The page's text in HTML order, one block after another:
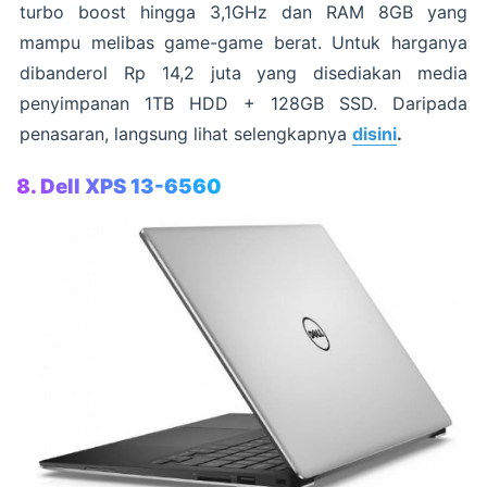
turbo boost hingga 3,1GHz dan RAM 8GB yang
mampu melibas game-game berat. Untuk harganya
dibanderol Rp 14,2 juta yang disediakan media
penyimpanan 1TB HDD + 128GB SSD. Daripada
penasaran, langsung lihat selengkapnya disini.
8. Dell XPS 13-6560